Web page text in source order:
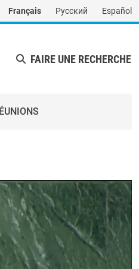
Français Русский Español
FAIRE UNE RECHERCHE